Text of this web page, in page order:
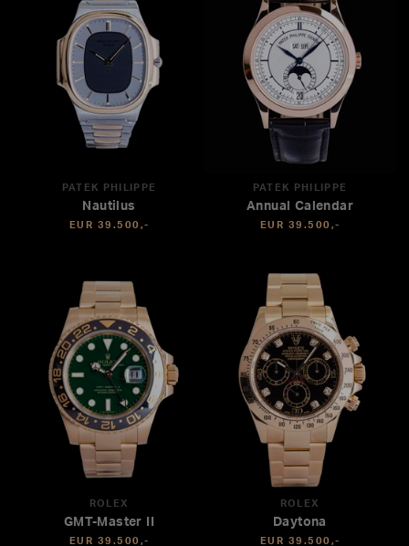
PATEK PHILIPPE
Nautilus
EUR 39.500,-
PATEK PHILIPPE
Annual Calendar
EUR 39.500,-
ROLEX
GMT-Master II
EUR 39.500,-
ROLEX
Daytona
EUR 39.500,-